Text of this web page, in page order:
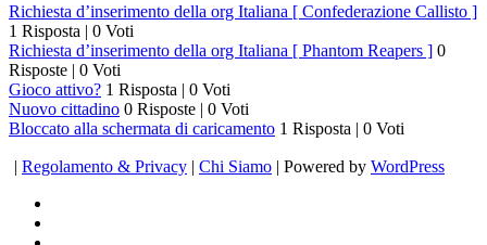
Richiesta d’inserimento della org Italiana [ Confederazione Callisto ]
1 Risposta | 0 Voti
Richiesta d’inserimento della org Italiana [ Phantom Reapers ] 0
Risposte | 0 Voti
Gioco attivo? 1 Risposta | 0 Voti
Nuovo cittadino 0 Risposte | 0 Voti
Bloccato alla schermata di caricamento 1 Risposta | 0 Voti
| Regolamento & Privacy | Chi Siamo | Powered by WordPress